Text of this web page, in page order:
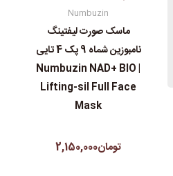
Numbuzin
ماسک صورت لیفتینگ
نامبوزین شماه 9 پک 4 تایی
| Numbuzin NAD+ BIO
Lifting-sil Full Face
Mask
تومان2,150,000